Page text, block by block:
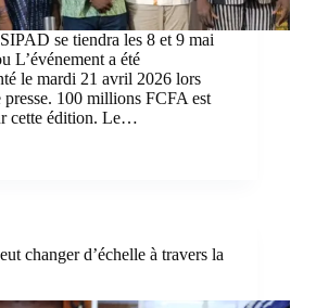
se tiendra les 8 et 9 mai
L’événement a été
le mardi 21 avril 2026 lors
presse. 100 millions FCFA est
cette édition. Le…
changer d’échelle à travers la